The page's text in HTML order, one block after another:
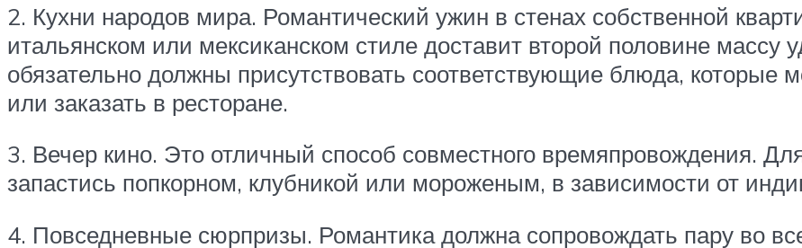
2. Кухни народов мира. Романтический ужин в стенах собственной
итальянском или мексиканском стиле доставит второй половине массу
обязательно должны присутствовать соответствующие блюда, которые
или заказать в ресторане.
3. Вечер кино. Это отличный способ совместного времяпровождения.
запастись попкорном, клубникой или мороженым, в зависимости от
4. Повседневные сюрпризы. Романтика должна сопровождать пару во